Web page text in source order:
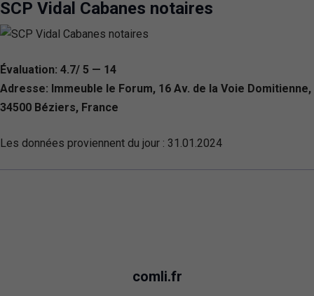
SCP Vidal Cabanes notaires
Évaluation: 4.7/ 5 — 14
Adresse: Immeuble le Forum, 16 Av. de la Voie Domitienne,
34500 Béziers, France
Les données proviennent du jour : 31.01.2024
comli.fr